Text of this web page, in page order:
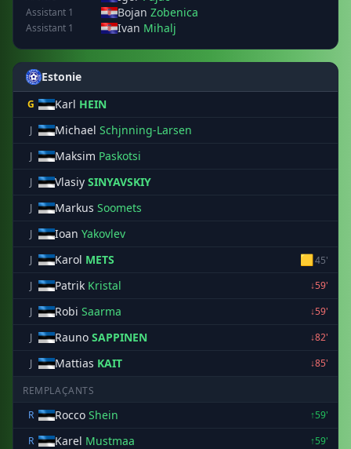
Assistant 1 Bojan Zobenica
Assistant 1 Ivan Mihalj
Estonie
G Karl HEIN
J Michael Schjnning-Larsen
J Maksim Paskotsi
J Vlasiy SINYAVSKIY
J Markus Soomets
J Ioan Yakovlev
J Karol METS 🟨45'
J
Patrik Kristal
↓59'
J
Robi Saarma
↓59'
J
Rauno SAPPINEN
↓82'
J
Mattias KAIT ↓85'
REMPLAÇANTS
R
Rocco Shein
↑59'
R
Karel Mustmaa
↑59'